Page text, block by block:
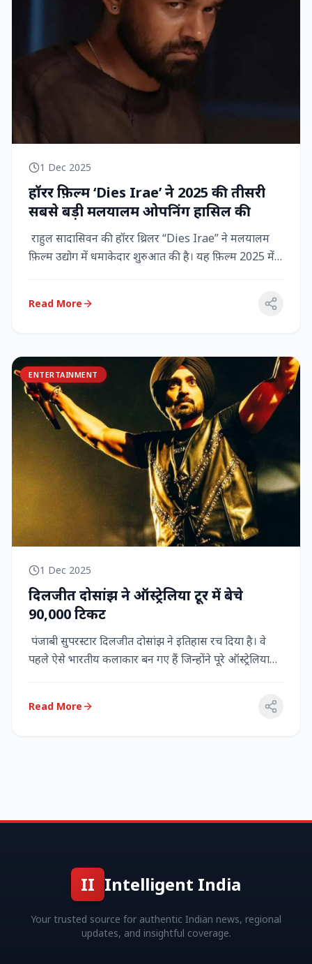
1 Dec 2025
हॉरर फ़िल्म ‘Dies Irae’ ने 2025 की तीसरी
सबसे बड़ी मलयालम ओपनिंग हासिल की
राहुल सादासिवन की हॉरर थ्रिलर “Dies Irae” ने मलयालम
फ़िल्म उद्योग में धमाकेदार शुरुआत की है। यह फ़िल्म 2025 में
Read More
ENTERTAINMENT
1 Dec 2025
दिलजीत दोसांझ ने ऑस्ट्रेलिया टूर में बेचे
90,000 टिकट
पंजाबी सुपरस्टार दिलजीत दोसांझ ने इतिहास रच दिया है। वे
पहले ऐसे भारतीय कलाकार बन गए हैं जिन्होंने पूरे ऑस्ट्रेलिया
Read More
II Intelligent India
Your trusted source for authentic Indian news, regional
updates, and insightful coverage.